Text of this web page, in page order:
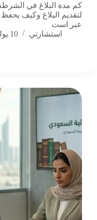
كم مدة البلاغ في
لتقديم البلاغ وكيف
عبر است
استشارتي
10 يوليو، 2026